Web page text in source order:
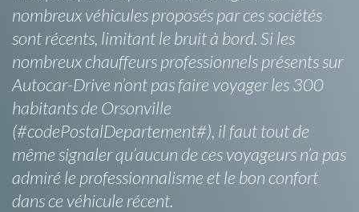
nombreux véhicules proposés par ces sociétés
sont récents, limitant le bruit à bord. Si les
nombreux chauffeurs professionnels présents sur
Autocar-Drive n’ont pas faire voyager les 300
habitants de Orsonville
(#codePostalDepartement#), il faut tout de
même signaler qu’aucun de ces voyageurs n’a pas
admiré le professionnalisme et le bon confort
dans ce véhicule récent.